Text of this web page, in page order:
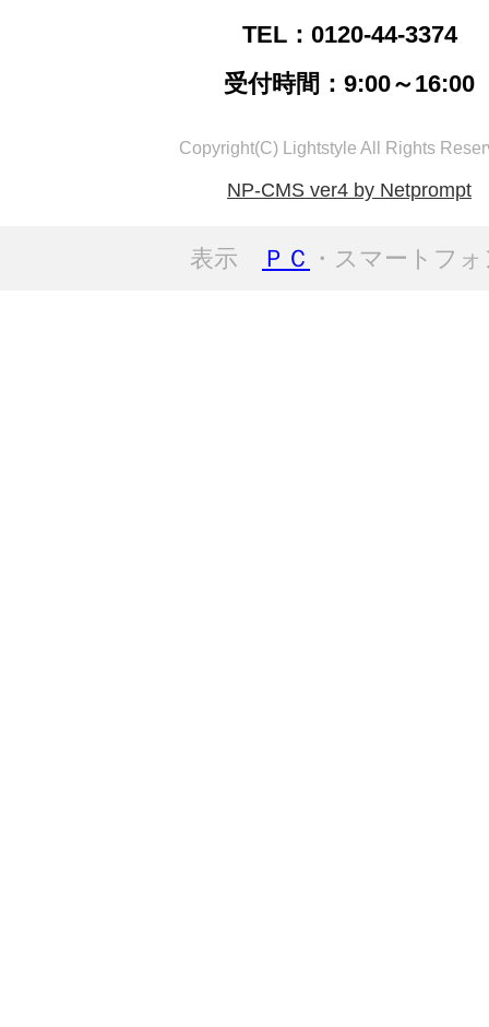
TEL：0120-44-3374
受付時間：9:00～16:00
Copyright(C) Lightstyle All Rights
NP-CMS ver4 by Netprompt
表示 ＰＣ ・スマートフ